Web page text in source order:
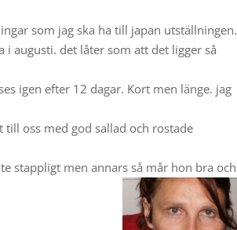
som jag ska ha till japan utställningen.
i augusti. det låter som att det ligger så
igen efter 12 dagar. Kort men länge. jag
oss med god sallad och rostade
stappligt men annars så mår hon bra och